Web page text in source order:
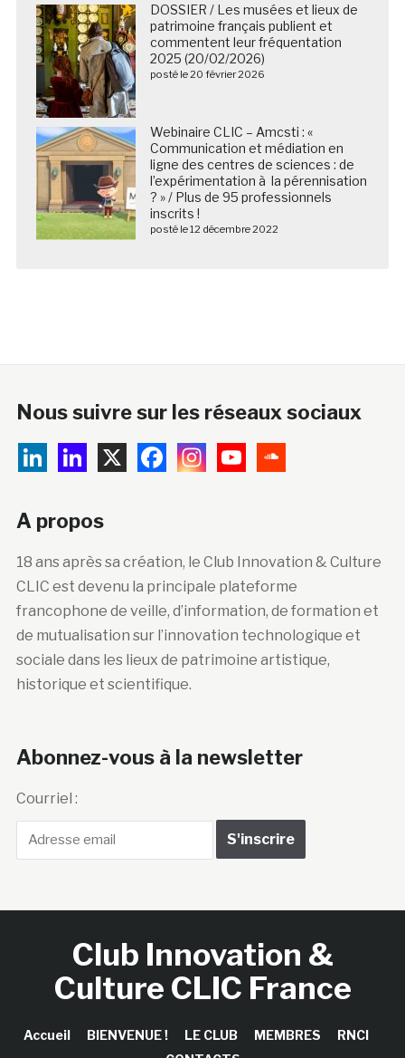
DOSSIER / Les musées et lieux de
patrimoine français publient et
commentent leur fréquentation
2025 (20/02/2026)
posté le 20 février 2026
Webinaire CLIC – Amcsti : «
Communication et médiation en
ligne des centres de sciences : de
l’expérimentation à la pérennisation
? » / Plus de 95 professionnels
inscrits !
posté le 12 décembre 2022
Nous suivre sur les réseaux sociaux
A propos
18 ans après sa création, le Club Innovation & Culture
CLIC est devenu la principale plateforme
francophone de veille, d’information, de formation et
de mutualisation sur l’innovation technologique et
sociale dans les lieux de patrimoine artistique,
historique et scientifique.
Abonnez-vous à la newsletter
Courriel :
Club Innovation &
Culture CLIC France
Accueil BIENVENUE ! LE CLUB MEMBRES
RNCI